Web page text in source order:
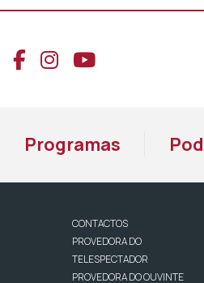
Aceder ao
Aceder ao
Aceder ao
Programas
CONTACTOS
PROVEDORA DO
TELESPECTADOR
PROVEDORA DO OUVINTE